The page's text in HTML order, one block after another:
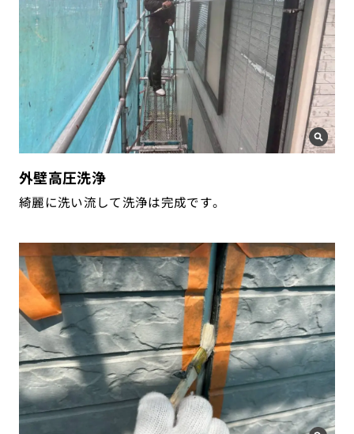
外壁高圧洗浄
綺麗に洗い流して洗浄は完成です。